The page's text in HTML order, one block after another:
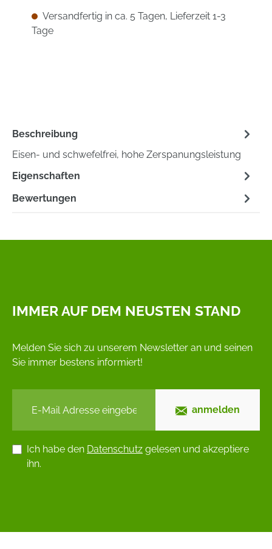
Versandfertig in ca. 5 Tagen, Lieferzeit 1-3
Tage
Beschreibung
Eisen- und schwefelfrei, hohe Zerspanungsleistung
Eigenschaften
Bewertungen
IMMER AUF DEM NEUSTEN STAND
Melden Sie sich zu unserem Newsletter an und seinen
Sie immer bestens informiert!
anmelden
Ich habe den Datenschutz gelesen und akzeptiere
ihn.